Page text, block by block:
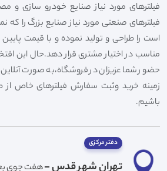
فیلترهای مورد نیاز صنایع خودرو سازی
فیلترهای صنعتی مورد نیاز صنایع بزرگ را که
است را طراحی و تولید نموده و با قیمت
مناسب در اختیار مشتری قرار دهد.حال این
حضور شما عزیزان در فروشگاه،به صورت
زمینه خرید وثبت سفارش فیلترهای خاص
باشیم.
دفتر مرکزی
تهران شهر قدس -هفت جوی